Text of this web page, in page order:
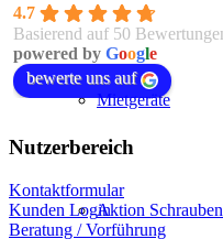
Mietgeräte
Aktion
4.7
Basierend auf 50
powered by Google
bewerte uns auf
Nutzerbereich
Kontaktformular
Kunden Login
Beratung / Vorführung